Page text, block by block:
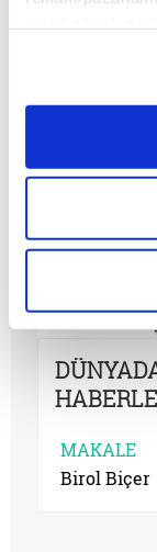
Ayarlar
Metnimizi
hazırlanmış
okumak ve
gerçekleştirilen
MAKALE
Birol Biçer